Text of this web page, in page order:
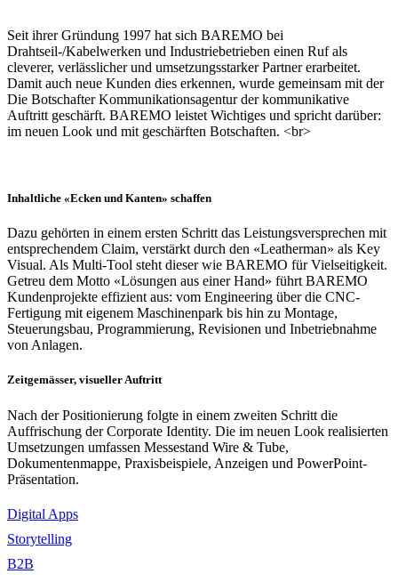
Seit ihrer Gründung 1997 hat sich BAREMO bei
Drahtseil-/Kabelwerken und Industriebetrieben einen Ruf als
cleverer, verlässlicher und umsetzungsstarker Partner erarbeitet.
Damit auch neue Kunden dies erkennen, wurde gemeinsam mit der
Die Botschafter Kommunikationsagentur der kommunikative
Auftritt geschärft. BAREMO leistet Wichtiges und spricht darüber:
im neuen Look und mit geschärften Botschaften. <br>
Inhaltliche «Ecken und Kanten» schaffen
Dazu gehörten in einem ersten Schritt das Leistungsversprechen mit
entsprechendem Claim, verstärkt durch den «Leatherman» als Key
Visual. Als Multi-Tool steht dieser wie BAREMO für Vielseitigkeit.
Getreu dem Motto «Lösungen aus einer Hand» führt BAREMO
Kundenprojekte effizient aus: vom Engineering über die CNC-
Fertigung mit eigenem Maschinenpark bis hin zu Montage,
Steuerungsbau, Programmierung, Revisionen und Inbetriebnahme
von Anlagen.
Zeitgemässer, visueller Auftritt
Nach der Positionierung folgte in einem zweiten Schritt die
Auffrischung der Corporate Identity. Die im neuen Look realisierten
Umsetzungen umfassen Messestand Wire & Tube,
Dokumentenmappe, Praxisbeispiele, Anzeigen und PowerPoint-
Präsentation.
Digital Apps
Storytelling
B2B